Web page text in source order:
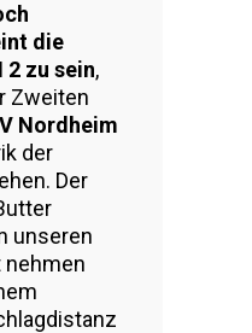
die
zu sein,
Zweiten
Nordheim
der
Der
unseren
nehmen